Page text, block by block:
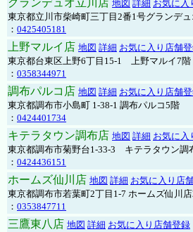
グランデュオ立川店 地図 詳細 お気に入
東京都立川市柴崎町三丁目2番1号グランデ
： 0425405181
上野マルイ店 地図 詳細 お気に入り店舗
東京都台東区上野6丁目15-1 上野マルイ7階
： 0358344971
調布パルコ店 地図 詳細 お気に入り店舗
東京都調布市小島町 1-38-1 調布パルコ5階
： 0424401734
キテラタウン調布店 地図 詳細 お気に入
東京都調布市菊野台1-33-3 キテラタウン調
： 0424436151
ホームズ仙川店 地図 詳細 お気に入り店
東京都調布市若葉町2丁目1-7 ホームズ仙川
： 0353847711
三鷹東八店 地図 詳細 お気に入り店舗登録